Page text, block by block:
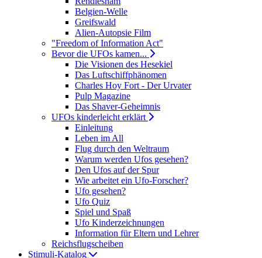
Belgien-Welle
Greifswald
Alien-Autopsie Film
"Freedom of Information Act"
Bevor die UFOs kamen...
Die Visionen des Hesekiel
Das Luftschiffphänomen
Charles Hoy Fort - Der Urvater
Pulp Magazine
Das Shaver-Geheimnis
UFOs kinderleicht erklärt
Einleitung
Leben im All
Flug durch den Weltraum
Warum werden Ufos gesehen?
Den Ufos auf der Spur
Wie arbeitet ein Ufo-Forscher?
Ufo gesehen?
Ufo Quiz
Spiel und Spaß
Ufo Kinderzeichnungen
Information für Eltern und Lehrer
Reichsflugscheiben
Stimuli-Katalog